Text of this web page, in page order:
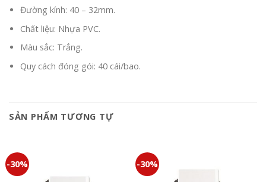
Đường kính: 40 – 32mm.
Chất liệu: Nhựa PVC.
Màu sắc: Trắng.
Quy cách đóng gói: 40 cái/bao.
SẢN PHẨM TƯƠNG TỰ
-30% -30%